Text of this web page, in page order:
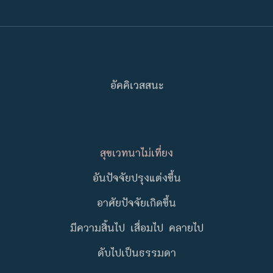
อัคคิเวสสนะ
สุขเวทนาไม่เที่ยง
อันปัจจัยปรุงแต่งขึ้น
อาศัยปัจจัยเกิดขึ้น
มีความสิ้นไป เสื่อมไป คลายไป
ดับไปเป็นธรรมดา